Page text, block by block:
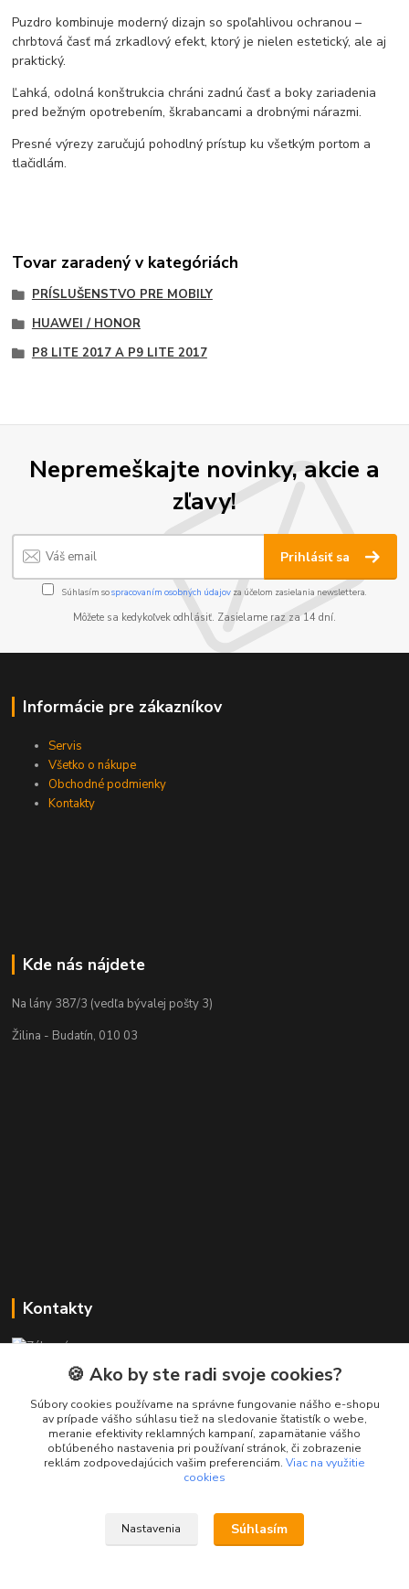
Puzdro kombinuje moderný dizajn so spoľahlivou ochranou –
chrbtová časť má zrkadlový efekt, ktorý je nielen estetický, ale aj
praktický.
Ľahká, odolná konštrukcia chráni zadnú časť a boky zariadenia
pred bežným opotrebením, škrabancami a drobnými nárazmi.
Presné výrezy zaručujú pohodlný prístup ku všetkým portom a
tlačidlám.
Tovar zaradený v kategóriách
PRÍSLUŠENSTVO PRE MOBILY
HUAWEI / HONOR
P8 LITE 2017 A P9 LITE 2017
Nepremeškajte novinky, akcie a
zľavy!
Prihlásiť sa
Súhlasím sospracovaním osobných údajov za účelom zasielania newslettera.
Môžete sa kedykoľvek odhlásiť. Zasielame raz za 14 dní.
Informácie pre zákazníkov
Servis
Všetko o nákupe
Obchodné podmienky
Kontakty
Kde nás nájdete
Na lány 387/3 (vedľa bývalej pošty 3)
Žilina - Budatín, 010 03
Kontakty
+421 911 010 560
Po-Pia, 13-17 hod.
info@presmartfon.sk
🍪 Ako by ste radi svoje cookies?
Súbory cookies používame na správne fungovanie nášho e-shopu
av prípade vášho súhlasu tiež na sledovanie štatistík o webe,
meranie efektivity reklamných kampaní, zapamätanie vášho
obľúbeného nastavenia pri používaní stránok, či zobrazenie
reklám zodpovedajúcich vašim preferenciám. Viac na využitie
cookies
Nastavenia Súhlasím